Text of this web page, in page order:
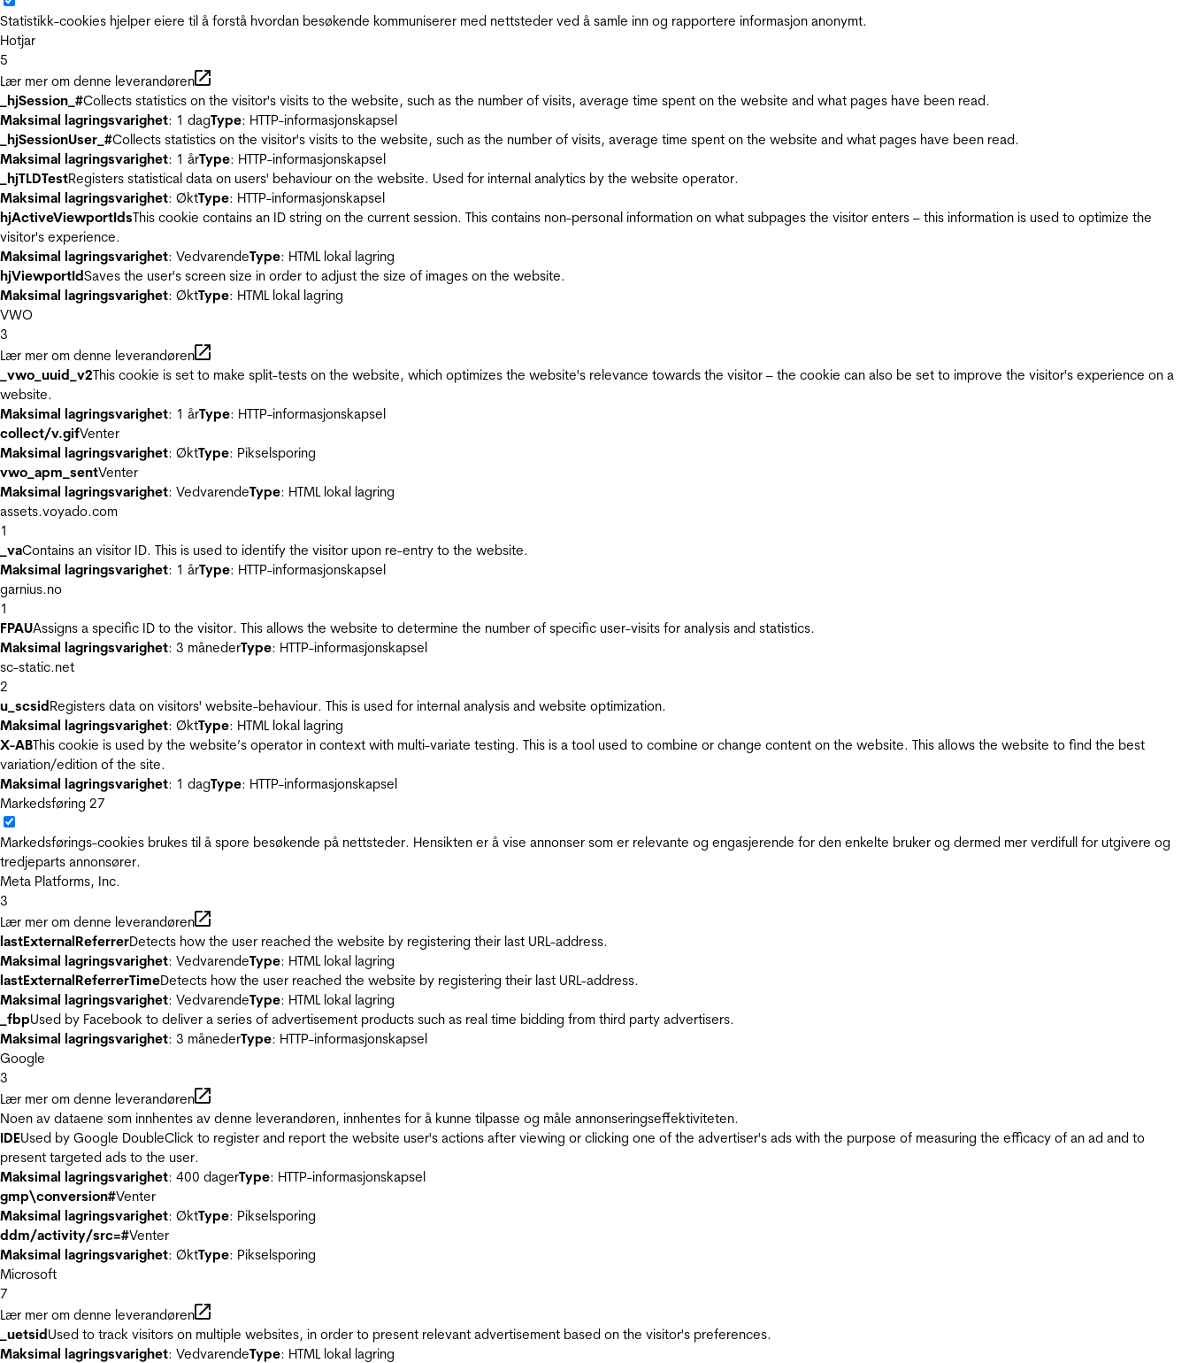
Statistikk-cookies hjelper eiere til å forstå hvordan besøkende kommuniserer med nettsteder ved å samle inn og rapportere informasjon anonymt.
Hotjar
5
Lær mer om denne leverandøren
_hjSession_#Collects statistics on the visitor's visits to the website, such as the number of visits, average time spent on the website and what pages have been read.
Maksimal lagringsvarighet: 1 dagType: HTTP-informasjonskapsel
_hjSessionUser_#Collects statistics on the visitor's visits to the website, such as the number of visits, average time spent on the website and what pages have been read.
Maksimal lagringsvarighet: 1 årType: HTTP-informasjonskapsel
_hjTLDTestRegisters statistical data on users' behaviour on the website. Used for internal analytics by the website operator.
Maksimal lagringsvarighet: ØktType: HTTP-informasjonskapsel
hjActiveViewportIdsThis cookie contains an ID string on the current session. This contains non-personal information on what subpages the visitor enters – this information is used to optimize the
visitor's experience.
Maksimal lagringsvarighet: VedvarendeType: HTML lokal lagring
hjViewportIdSaves the user's screen size in order to adjust the size of images on the website.
Maksimal lagringsvarighet: ØktType: HTML lokal lagring
VWO
3
Lær mer om denne leverandøren
_vwo_uuid_v2This cookie is set to make split-tests on the website, which optimizes the website's relevance towards the visitor – the cookie can also be set to improve the visitor's experience on a
website.
Maksimal lagringsvarighet: 1 årType: HTTP-informasjonskapsel
collect/v.gifVenter
Maksimal lagringsvarighet: ØktType: Pikselsporing
vwo_apm_sentVenter
Maksimal lagringsvarighet: VedvarendeType: HTML lokal lagring
assets.voyado.com
1
_vaContains an visitor ID. This is used to identify the visitor upon re-entry to the website.
Maksimal lagringsvarighet: 1 årType: HTTP-informasjonskapsel
garnius.no
1
FPAUAssigns a specific ID to the visitor. This allows the website to determine the number of specific user-visits for analysis and statistics.
Maksimal lagringsvarighet: 3 månederType: HTTP-informasjonskapsel
sc-static.net
2
u_scsidRegisters data on visitors' website-behaviour. This is used for internal analysis and website optimization.
Maksimal lagringsvarighet: ØktType: HTML lokal lagring
X-ABThis cookie is used by the website’s operator in context with multi-variate testing. This is a tool used to combine or change content on the website. This allows the website to find the best
variation/edition of the site.
Maksimal lagringsvarighet: 1 dagType: HTTP-informasjonskapsel
Markedsføring 27
Markedsførings-cookies brukes til å spore besøkende på nettsteder. Hensikten er å vise annonser som er relevante og engasjerende for den enkelte bruker og dermed mer verdifull for utgivere og
tredjeparts annonsører.
Meta Platforms, Inc.
3
Lær mer om denne leverandøren
lastExternalReferrerDetects how the user reached the website by registering their last URL-address.
Maksimal lagringsvarighet: VedvarendeType: HTML lokal lagring
lastExternalReferrerTimeDetects how the user reached the website by registering their last URL-address.
Maksimal lagringsvarighet: VedvarendeType: HTML lokal lagring
_fbpUsed by Facebook to deliver a series of advertisement products such as real time bidding from third party advertisers.
Maksimal lagringsvarighet: 3 månederType: HTTP-informasjonskapsel
Google
3
Lær mer om denne leverandøren
Noen av dataene som innhentes av denne leverandøren, innhentes for å kunne tilpasse og måle annonseringseffektiviteten.
IDEUsed by Google DoubleClick to register and report the website user's actions after viewing or clicking one of the advertiser's ads with the purpose of measuring the efficacy of an ad and to
present targeted ads to the user.
Maksimal lagringsvarighet: 400 dagerType: HTTP-informasjonskapsel
gmp\conversion#Venter
Maksimal lagringsvarighet: ØktType: Pikselsporing
ddm/activity/src=#Venter
Maksimal lagringsvarighet: ØktType: Pikselsporing
Microsoft
7
Lær mer om denne leverandøren
_uetsidUsed to track visitors on multiple websites, in order to present relevant advertisement based on the visitor's preferences.
Maksimal lagringsvarighet: VedvarendeType: HTML lokal lagring